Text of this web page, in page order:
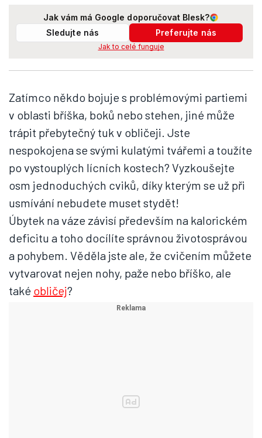
Jak vám má Google doporučovat Blesk?
Sledujte nás
Preferujte nás
Jak to celé funguje
Zatímco někdo bojuje s problémovými partiemi
v oblasti bříška, boků nebo stehen, jiné může
trápit přebytečný tuk v obličeji. Jste
nespokojena se svými kulatými tvářemi a toužíte
po vystouplých lícních kostech? Vyzkoušejte
osm jednoduchých cviků, díky kterým se už při
usmívání nebudete muset stydět!
Úbytek na váze závisí především na kalorickém
deficitu a toho docílíte správnou životosprávou
a pohybem. Věděla jste ale, že cvičením můžete
vytvarovat nejen nohy, paže nebo bříško, ale
také obličej?